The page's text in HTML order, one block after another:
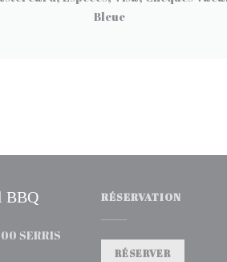
Bleue
BBQ
SERRIS
RÉSERVATION
RÉSERVER